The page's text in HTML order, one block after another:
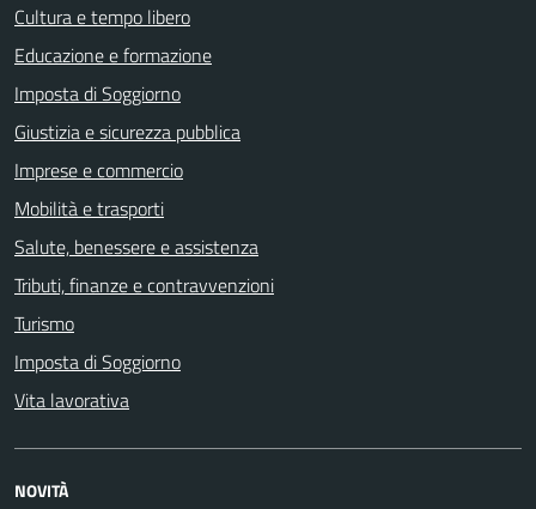
Cultura e tempo libero
Educazione e formazione
Imposta di Soggiorno
Giustizia e sicurezza pubblica
Imprese e commercio
Mobilità e trasporti
Salute, benessere e assistenza
Tributi, finanze e contravvenzioni
Turismo
Imposta di Soggiorno
Vita lavorativa
NOVITÀ